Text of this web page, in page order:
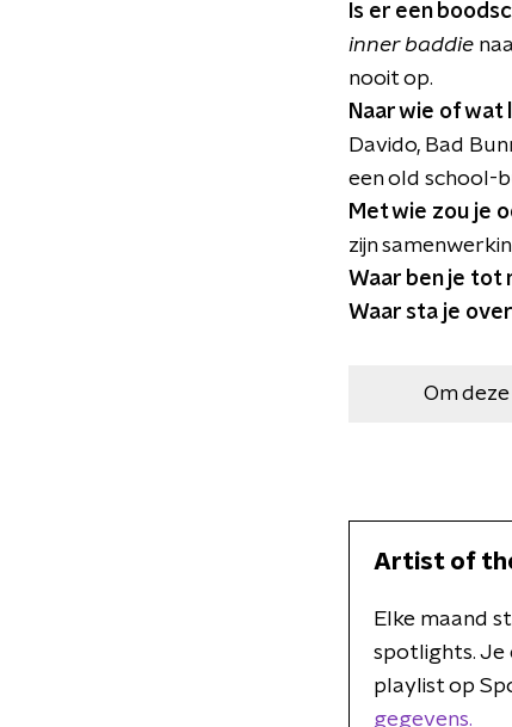
Is er een
inner baddie
nooit op.
Naar wie of
Davido, Bad
een old school-
Met wie zou je
zijn
Waar ben je tot
Waar sta je
Om
Artist of
Elke maand
spotlights. Je
playlist op
gegevens.